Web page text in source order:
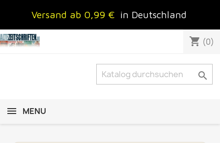
Versand ab 0,99 € in Deutschland
shopping_cart (0)

MENU